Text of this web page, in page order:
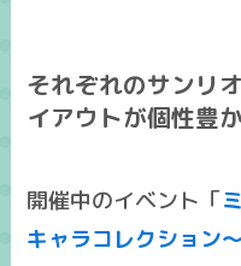
それぞれのサンリ
イアウトが個性豊
開催中のイベント「
キャラコレクション～